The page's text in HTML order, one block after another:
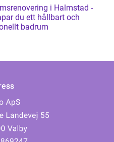
i Halmstad -
du ett hållbart och
badrum